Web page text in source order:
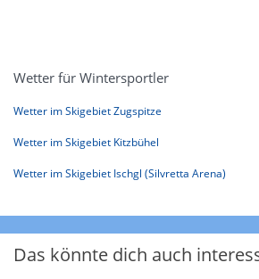
Wetter für Wintersportler
Wetter im Skigebiet Zugspitze
Wetter im Skigebiet Kitzbühel
Wetter im Skigebiet Ischgl (Silvretta Arena)
Das könnte dich auch